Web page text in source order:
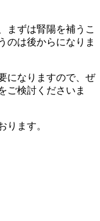
まずは腎陽を補うこ
のは後からになりま
になりますので、ぜ
ご検討くださいま
ります。